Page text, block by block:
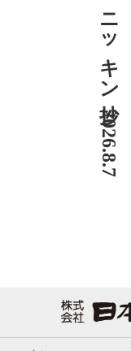
ニッキン抄 2026.8.7